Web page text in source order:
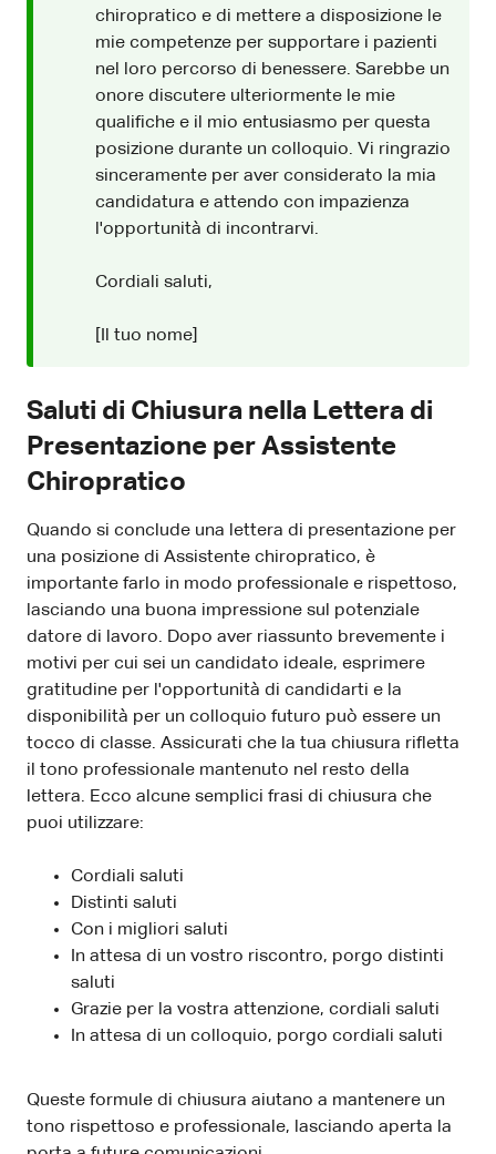
chiropratico e di mettere a disposizione le
mie competenze per supportare i pazienti
nel loro percorso di benessere. Sarebbe un
onore discutere ulteriormente le mie
qualifiche e il mio entusiasmo per questa
posizione durante un colloquio. Vi ringrazio
sinceramente per aver considerato la mia
candidatura e attendo con impazienza
l'opportunità di incontrarvi.
Cordiali saluti,
[Il tuo nome]
Saluti di Chiusura nella Lettera di
Presentazione per Assistente
Chiropratico
Quando si conclude una lettera di presentazione per
una posizione di Assistente chiropratico, è
importante farlo in modo professionale e rispettoso,
lasciando una buona impressione sul potenziale
datore di lavoro. Dopo aver riassunto brevemente i
motivi per cui sei un candidato ideale, esprimere
gratitudine per l'opportunità di candidarti e la
disponibilità per un colloquio futuro può essere un
tocco di classe. Assicurati che la tua chiusura rifletta
il tono professionale mantenuto nel resto della
lettera. Ecco alcune semplici frasi di chiusura che
puoi utilizzare:
Cordiali saluti
Distinti saluti
Con i migliori saluti
In attesa di un vostro riscontro, porgo distinti
saluti
Grazie per la vostra attenzione, cordiali saluti
In attesa di un colloquio, porgo cordiali saluti
Queste formule di chiusura aiutano a mantenere un
tono rispettoso e professionale, lasciando aperta la